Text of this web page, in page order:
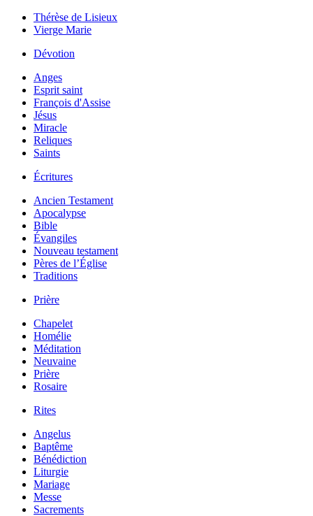
Thérèse de Lisieux
Vierge Marie
Dévotion
Anges
Esprit saint
François d'Assise
Jésus
Miracle
Reliques
Saints
Écritures
Ancien Testament
Apocalypse
Bible
Évangiles
Nouveau testament
Pères de l’Église
Traditions
Prière
Chapelet
Homélie
Méditation
Neuvaine
Prière
Rosaire
Rites
Angelus
Baptême
Bénédiction
Liturgie
Mariage
Messe
Sacrements